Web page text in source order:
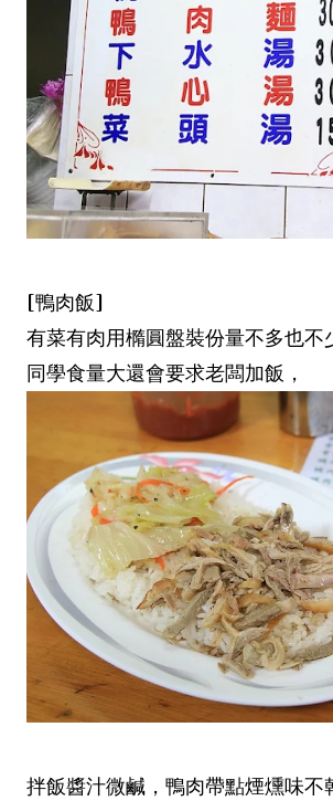
[鴨肉飯]
有菜有肉用橢圓盤裝份量不多也不
同學食量大還會要求老闆加飯，
拌飯醬汁微鹹，鴨肉帶點煙燻味不